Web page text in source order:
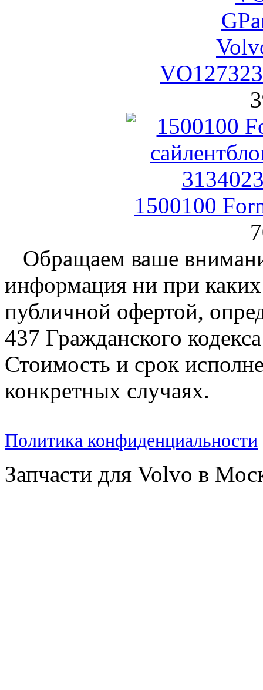
1500100
Обращаем ваше
информация ни при каких
публичной офертой,
437 Гражданского
Стоимость и срок
конкретных случаях.
Политика конфиденциальности
Запчасти для Volvo в